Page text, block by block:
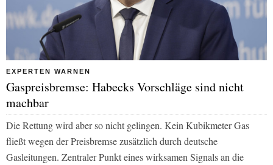
EXPERTEN WARNEN
Gaspreisbremse: Habecks Vorschläge sind nicht
machbar
Die Rettung wird aber so nicht gelingen. Kein Kubikmeter Gas
fließt wegen der Preisbremse zusätzlich durch deutsche
Gasleitungen. Zentraler Punkt eines wirksamen Signals an die